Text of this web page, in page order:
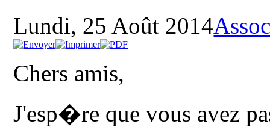
Lundi, 25 Août 2014
Chers amis,
J'esp�re que vous avez